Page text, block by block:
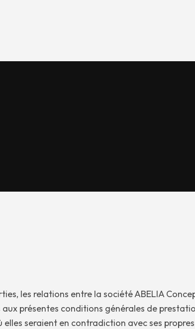
les relations entre la société ABELIA
présentes conditions générales de
elles seraient en contradiction avec ses